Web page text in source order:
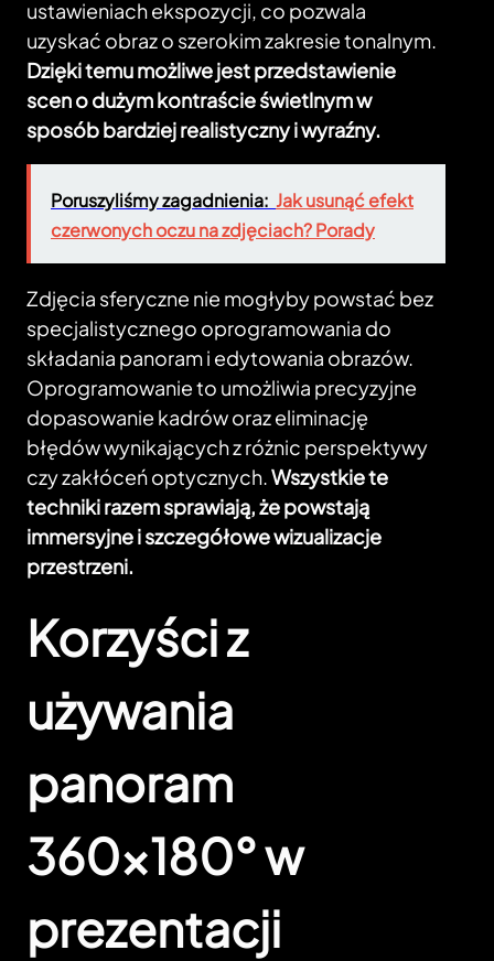
ustawieniach ekspozycji, co pozwala
uzyskać obraz o szerokim zakresie tonalnym.
Dzięki temu możliwe jest przedstawienie
scen o dużym kontraście świetlnym w
sposób bardziej realistyczny i wyraźny.
Poruszyliśmy zagadnienia: Jak usunąć efekt
czerwonych oczu na zdjęciach? Porady
Zdjęcia sferyczne nie mogłyby powstać bez
specjalistycznego oprogramowania do
składania panoram i edytowania obrazów.
Oprogramowanie to umożliwia precyzyjne
dopasowanie kadrów oraz eliminację
błędów wynikających z różnic perspektywy
czy zakłóceń optycznych.Wszystkie te
techniki razem sprawiają, że powstają
immersyjne i szczegółowe wizualizacje
przestrzeni.
Korzyści z
używania
panoram
360×180° w
prezentacji